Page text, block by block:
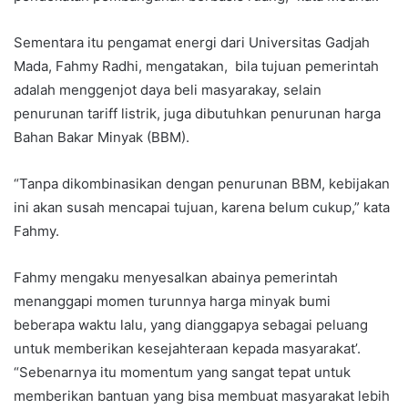
Sementara itu pengamat energi dari Universitas Gadjah
Mada, Fahmy Radhi, mengatakan, bila tujuan pemerintah
adalah menggenjot daya beli masyarakay, selain
penurunan tariff listrik, juga dibutuhkan penurunan harga
Bahan Bakar Minyak (BBM).
“Tanpa dikombinasikan dengan penurunan BBM, kebijakan
ini akan susah mencapai tujuan, karena belum cukup,” kata
Fahmy.
Fahmy mengaku menyesalkan abainya pemerintah
menanggapi momen turunnya harga minyak bumi
beberapa waktu lalu, yang dianggapya sebagai peluang
untuk memberikan kesejahteraan kepada masyarakat’.
“Sebenarnya itu momentum yang sangat tepat untuk
memberikan bantuan yang bisa membuat masyarakat lebih